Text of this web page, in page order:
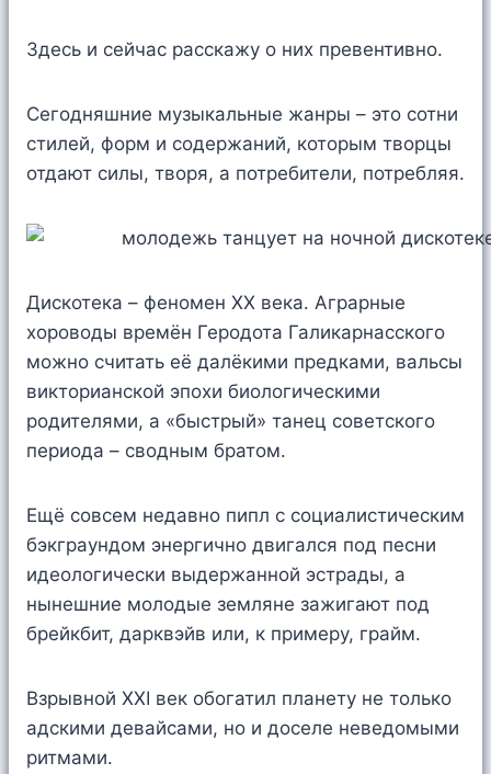
Здесь и сейчас расскажу о них превентивно.
Сегодняшние музыкальные жанры – это сотни
стилей, форм и содержаний, которым творцы
отдают силы, творя, а потребители, потребляя.
Дискотека – феномен XX века. Аграрные
хороводы времён Геродота Галикарнасского
можно считать её далёкими предками, вальсы
викторианской эпохи биологическими
родителями, а «быстрый» танец советского
периода – сводным братом.
Ещё совсем недавно пипл с социалистическим
бэкграундом энергично двигался под песни
идеологически выдержанной эстрады, а
нынешние молодые земляне зажигают под
брейкбит, дарквэйв или, к примеру, грайм.
Взрывной XXI век обогатил планету не только
адскими девайсами, но и доселе неведомыми
ритмами.